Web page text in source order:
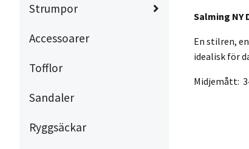
Strumpor
Accessoarer
Tofflor
Sandaler
Ryggsäckar
Salming NY
En stilren,
idealisk för
Midjemått: